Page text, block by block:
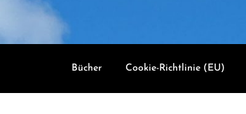
Bücher Cookie-Richtlinie (EU)